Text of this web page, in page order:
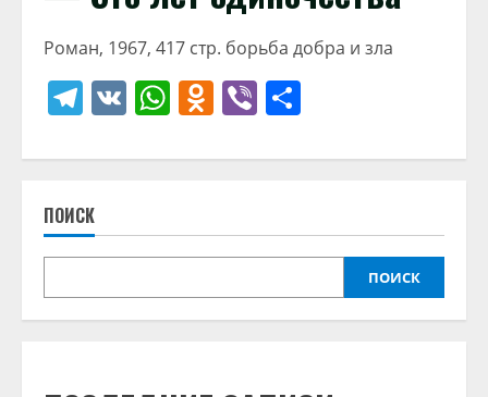
Роман, 1967, 417 стр. борьба добра и зла
Telegram
VK WhatsApp
Odnoklassniki
Viber
ПОИСК
ПОИСК